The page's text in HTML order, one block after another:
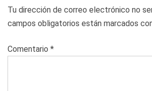
Tu dirección de correo electrónico no
campos obligatorios están marcados
Comentario *